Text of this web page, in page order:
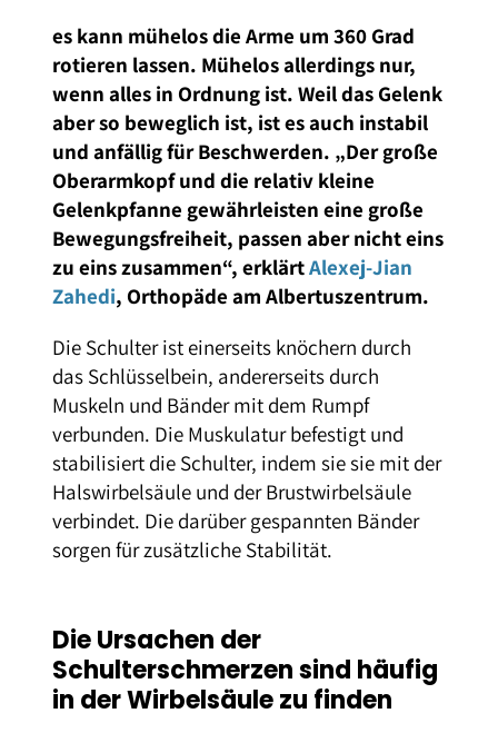
es kann mühelos die Arme um 360 Grad
rotieren lassen. Mühelos allerdings nur,
wenn alles in Ordnung ist. Weil das Gelenk
aber so beweglich ist, ist es auch instabil
und anfällig für Beschwerden. „Der große
Oberarmkopf und die relativ kleine
Gelenkpfanne gewährleisten eine große
Bewegungsfreiheit, passen aber nicht eins
zu eins zusammen“, erklärtAlexej-Jian
Zahedi, Orthopäde am Albertuszentrum.
Die Schulter ist einerseits knöchern durch
das Schlüsselbein, andererseits durch
Muskeln und Bänder mit dem Rumpf
verbunden. Die Muskulatur befestigt und
stabilisiert die Schulter, indem sie sie mit der
Halswirbelsäule und der Brustwirbelsäule
verbindet. Die darüber gespannten Bänder
sorgen für zusätzliche Stabilität.
Die Ursachen der
Schulterschmerzen sind häufig
in der Wirbelsäule zu finden